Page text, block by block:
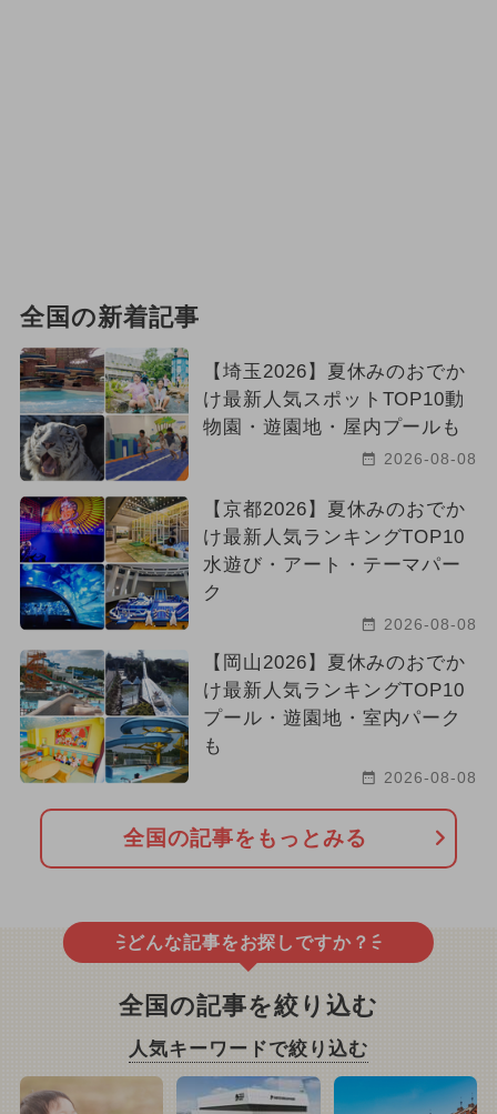
全国の新着記事
【埼玉2026】夏休みのおでか
け最新人気スポットTOP10動
物園・遊園地・屋内プールも
2026-08-08
【京都2026】夏休みのおでか
け最新人気ランキングTOP10
水遊び・アート・テーマパー
ク
2026-08-08
【岡山2026】夏休みのおでか
け最新人気ランキングTOP10
プール・遊園地・室内パーク
も
2026-08-08
全国の記事をもっとみる
どんな記事をお探しですか？
全国の記事を絞り込む
人気キーワードで絞り込む